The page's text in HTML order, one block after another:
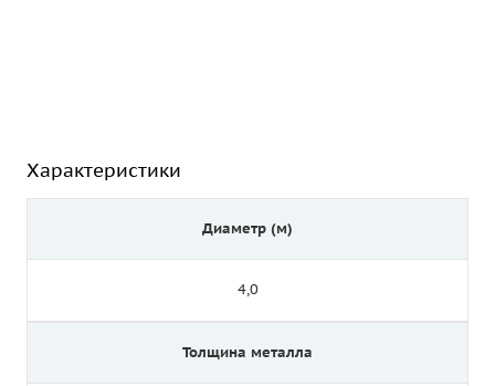
Характеристики
Диаметр (м)
4,0
Толщина металла